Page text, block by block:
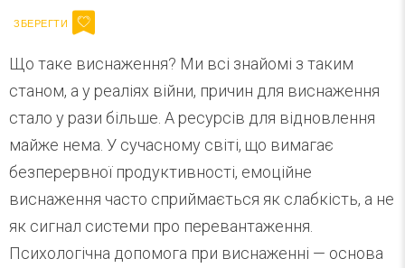
Що таке виснаження? Ми всі знайомі з таким
станом, а у реаліях війни, причин для виснаження
стало у рази більше. А ресурсів для відновлення
майже нема. У сучасному світі, що вимагає
безперервної продуктивності, емоційне
виснаження часто сприймається як слабкість, а не
як сигнал системи про перевантаження.
Психологічна допомога при виснаженні — основа